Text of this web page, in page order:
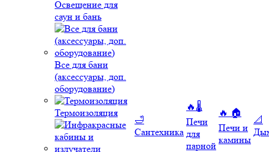
Освещение для
саун и бань
Все для бани
(аксессуары, доп.
оборудование)
Термоизоляция
🛁
Сантехника
🔥🌡️
Печи
для
парной
🔥 🏠
Печи и
камины
📐